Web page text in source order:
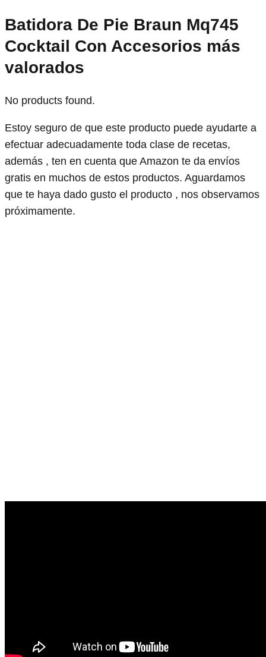
Batidora De Pie Braun Mq745
Cocktail Con Accesorios más
valorados
No products found.
Estoy seguro de que este producto puede ayudarte a
efectuar adecuadamente toda clase de recetas,
además , ten en cuenta que Amazon te da envíos
gratis en muchos de estos productos. Aguardamos
que te haya dado gusto el producto , nos observamos
próximamente.